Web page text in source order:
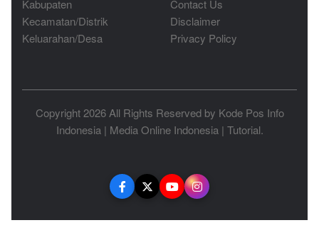
Kabupaten
Kecamatan/Distrik
Keluarahan/Desa
Contact Us
Disclaimer
Privacy Policy
Copyright 2026 All Rights Reserved by Kode Pos Info
Indonesia| Media Online Indonesia| Tutorial.